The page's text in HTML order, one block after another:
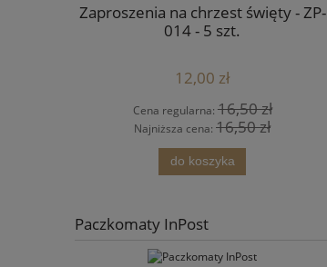
Zaproszenia na chrzest święty - ZP-
014 - 5 szt.
12,00 zł
Cena regularna: 16,50 zł
Najniższa cena: 16,50 zł
do koszyka
Paczkomaty InPost